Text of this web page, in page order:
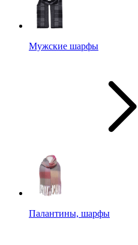
Мужские шарфы
Палантины, шарфы